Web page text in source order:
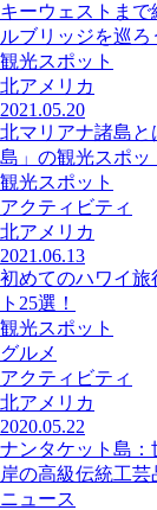
キーウェストま
ルブリッジを巡ろ
観光スポット
北アメリカ
2021.05.20
北マリアナ諸島と
島」の観光スポッ
観光スポット
アクティビティ
北アメリカ
2021.06.13
初めてのハワイ
ト25選！
観光スポット
グルメ
アクティビティ
北アメリカ
2020.05.22
ナンタケット島
岸の高級伝統工
ニュース